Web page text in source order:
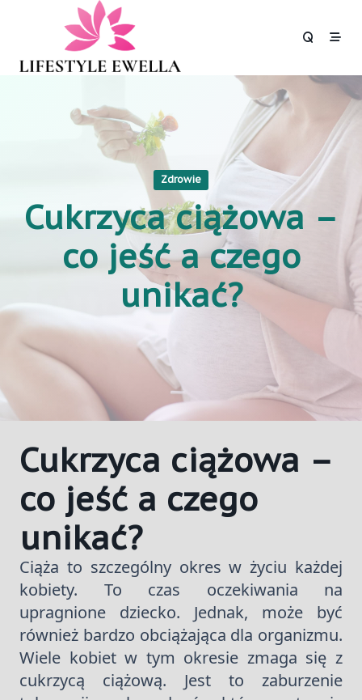
Zdrowie
Cukrzyca ciążowa –
co jeść a czego
unikać?
Cukrzyca ciążowa –
co jeść a czego
unikać?
Ciąża to szczególny okres w życiu każdej
kobiety. To czas oczekiwania na
upragnione dziecko. Jednak, może być
również bardzo obciążająca dla organizmu.
Wiele kobiet w tym okresie zmaga się z
cukrzycą ciążową. Jest to zaburzenie